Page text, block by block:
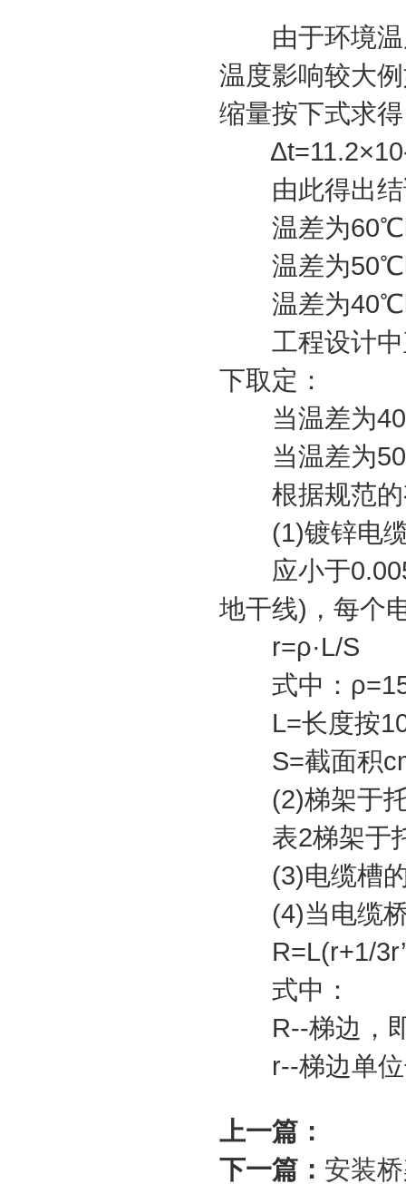
由于环境温
温度影响较大
缩量按下式求
Δt=11.2×10-
由此得出结
温差为60℃
温差为50℃
温差为40℃
工程设计中
下取定：
当温差为
当温差为
根据规范的
(1)镀锌电缆
应小于
地干线)，每个
r=ρ·L/S
式中：
L=长度按
S=截面积
(2)梯架于托
表2梯架于托
(3)电缆槽的
(4)当电缆桥
R=L(r+1/
式中：
R--梯边，即
r--梯边单位
上一篇：
下一篇： 安装